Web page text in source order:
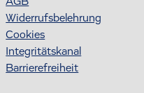
Widerrufsbelehrung
Cookies
Integritätskanal
Barrierefreiheit